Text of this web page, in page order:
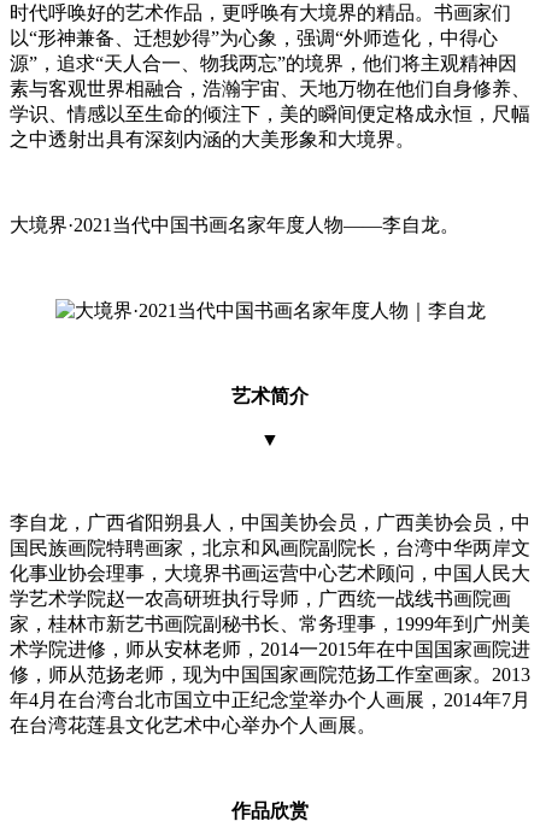
时代呼唤好的艺术作品，更呼唤有大境界的精品。书画家们
以“形神兼备、迁想妙得”为心象，强调“外师造化，中得心
源”，追求“天人合一、物我两忘”的境界，他们将主观精神因
素与客观世界相融合，浩瀚宇宙、天地万物在他们自身修养、
学识、情感以至生命的倾注下，美的瞬间便定格成永恒，尺幅
之中透射出具有深刻内涵的大美形象和大境界。
大境界·2021当代中国书画名家年度人物——李自龙。
艺术简介
▼
李自龙，广西省阳朔县人，中国美协会员，广西美协会员，中
国民族画院特聘画家，北京和风画院副院长，台湾中华两岸文
化事业协会理事，大境界书画运营中心艺术顾问，中国人民大
学艺术学院赵一农高研班执行导师，广西统一战线书画院画
家，桂林市新艺书画院副秘书长、常务理事，1999年到广州美
术学院进修，师从安林老师，2014一2015年在中国国家画院进
修，师从范扬老师，现为中国国家画院范扬工作室画家。2013
年4月在台湾台北市国立中正纪念堂举办个人画展，2014年7月
在台湾花莲县文化艺术中心举办个人画展。
作品欣赏